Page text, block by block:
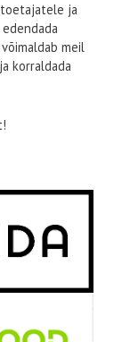
ja
meil
korraldada